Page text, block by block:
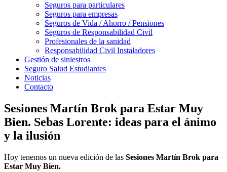
Seguros para particulares
Seguros para empresas
Seguros de Vida / Ahorro / Pensiones
Seguros de Responsabilidad Civil
Profesionales de la sanidad
Responsabilidad Civil Instaladores
Gestión de siniestros
Seguro Salud Estudiantes
Noticias
Contacto
Sesiones Martín Brok para Estar Muy
Bien. Sebas Lorente: ideas para el ánimo
y la ilusión
Hoy tenemos un nueva edición de las Sesiones Martín Brok para
Estar Muy Bien.